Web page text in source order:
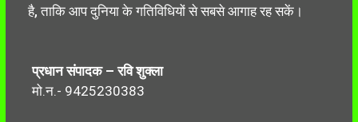
है, ताकि आप दुनिया के गतिविधियों से सबसे आगाह रह सकें।
प्रधान संपादक – रवि शुक्ला
मो.न.- 9425230383